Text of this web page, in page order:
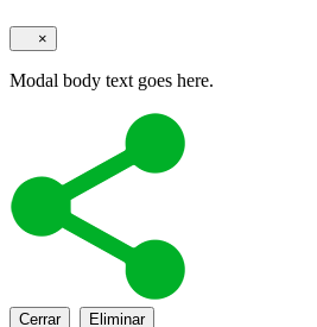
×
Modal body text goes here.
Cerrar Eliminar